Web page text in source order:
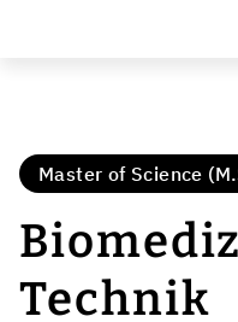
Master of Science
Technik